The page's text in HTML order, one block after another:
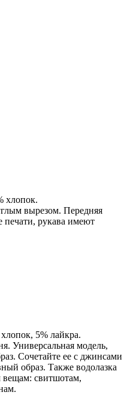
хлопок.
вырезом. Передняя
печати, рукава имеют
5% лайкра.
Универсальная модель,
Сочетайте ее с джинсами
образ. Также водолазка
вещам: свитшотам,